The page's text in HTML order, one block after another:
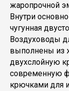
жаропрочной
Внутри
чугунная
Воздуховоды
выполнены из
двухслойную
современную
крючками для